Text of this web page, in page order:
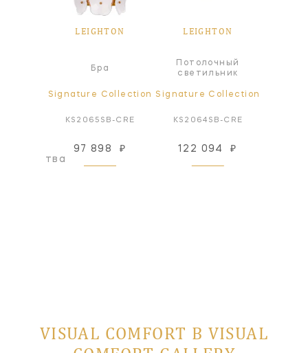
LEIGHTON
Бра
Signature Collection
KS2065SB-CRE
97 898 ₽
LEIGHTON
Потолочный
светильник
Signature Collection
KS2064SB-CRE
122 094 ₽
VISUAL COMFORT В VISUAL